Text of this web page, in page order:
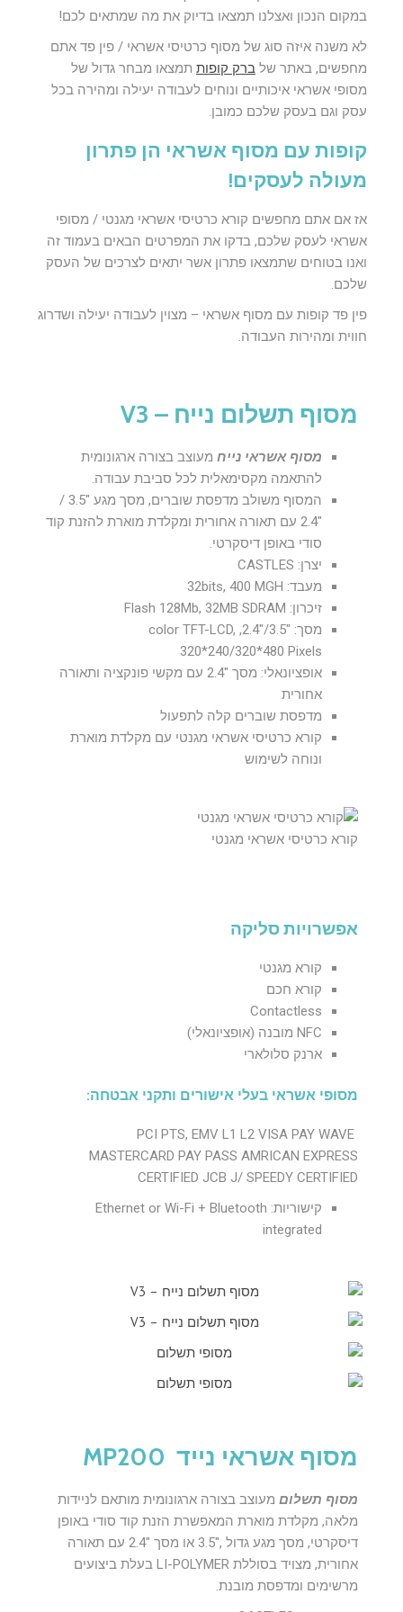
במקום הנכון ואצלנו תמצאו בדיוק את מה שמתאים לכם!
לא משנה איזה סוג של מסוף כרטיסי אשראי / פין פד אתם
מחפשים, באתר של ברק קופות תמצאו מבחר גדול של
מסופי אשראי איכותיים ונוחים לעבודה יעילה ומהירה בכל
עסק וגם בעסק שלכם כמובן.
קופות עם מסוף אשראי הן פתרון
מעולה לעסקים!
אז אם אתם מחפשים קורא כרטיסי אשראי מגנטי / מסופי
אשראי לעסק שלכם, בדקו את המפרטים הבאים בעמוד זה
ואנו בטוחים שתמצאו פתרון אשר יתאים לצרכים של העסק
שלכם.
פין פד קופות עם מסוף אשראי – מצוין לעבודה יעילה ושדרוג
חווית ומהירות העבודה.
מסוף תשלום נייח – V3
מסוף אשראי נייח מעוצב בצורה ארגונומית
להתאמה מקסימאלית לכל סביבת עבודה.
המסוף משולב מדפסת שוברים, מסך מגע "3.5 /
"2.4 עם תאורה אחורית ומקלדת מוארת להזנת קוד
סודי באופן דיסקרטי.
יצרן: CASTLES
מעבד: 32bits, 400 MGH
זיכרון: Flash 128Mb, 32MB SDRAM
מסך: "3.5/"2.4, color TFT-LCD,
320*240/320*480 Pixels
אופציונאלי: מסך "2.4 עם מקשי פונקציה ותאורה
אחורית
מדפסת שוברים קלה לתפעול
קורא כרטיסי אשראי מגנטי עם מקלדת מוארת
ונוחה לשימוש
קורא כרטיסי אשראי מגנטי
אפשרויות סליקה
קורא מגנטי
קורא חכם
Contactless
NFC מובנה (אופציונאלי)
ארנק סלולארי
מסופי אשראי בעלי אישורים ותקני אבטחה:
PCI PTS, EMV L1 L2 VISA PAY WAVE
MASTERCARD PAY PASS AMRICAN EXPRESS
CERTIFIED JCB J/ SPEEDY CERTIFIED
קישוריות: Ethernet or Wi-Fi + Bluetooth
integrated
מסוף אשראי נייד MP200
מסוף תשלום מעוצב בצורה ארגונומית מותאם לניידות
מלאה, מקלדת מוארת המאפשרת הזנת קוד סודי באופן
דיסקרטי, מסך מגע גדול ,"3.5 או מסך "2.4 עם תאורה
אחורית, מצויד בסוללת LI-POLYMER בעלת ביצועים
מרשימים ומדפסת מובנת.